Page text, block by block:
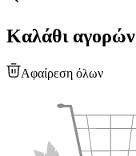
Καλάθι αγορών
Αφαίρεση όλων